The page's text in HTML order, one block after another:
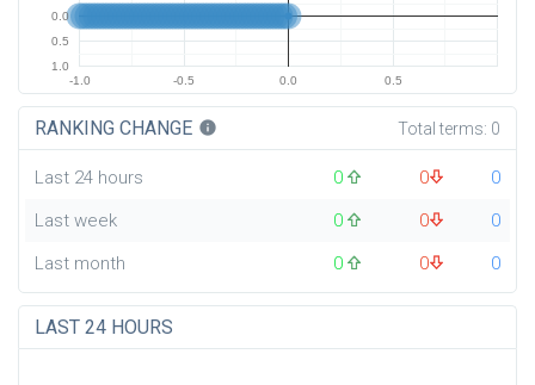
-1.0 -0.5 0.0 0.5
0.0
0.5
1.0
RANKING CHANGE info Total terms: 0
Last 24 hours 0 0
0
Last week
0 0
0
Last month
0 0 0
LAST 24 HOURS